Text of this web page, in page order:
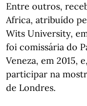
Entre outros,
Africa, atribuído
Wits University,
foi comissária do
Veneza, em 2015,
participar na
de Londres.